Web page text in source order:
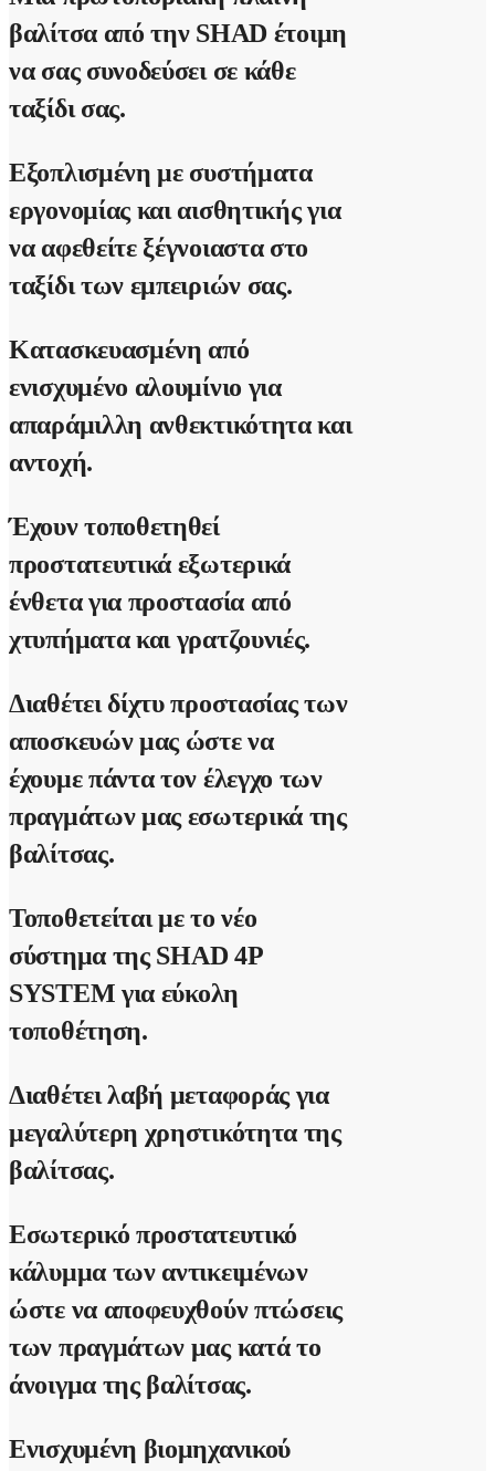
βαλίτσα από την SHAD έτοιμη
να σας συνοδεύσει σε κάθε
ταξίδι σας.
Εξοπλισμένη με συστήματα
εργονομίας και αισθητικής για
να αφεθείτε ξέγνοιαστα στο
ταξίδι των εμπειριών σας.
Κατασκευασμένη από
ενισχυμένο αλουμίνιο για
απαράμιλλη ανθεκτικότητα και
αντοχή.
Έχουν τοποθετηθεί
προστατευτικά εξωτερικά
ένθετα για προστασία από
χτυπήματα και γρατζουνιές.
Διαθέτει δίχτυ προστασίας των
αποσκευών μας ώστε να
έχουμε πάντα τον έλεγχο των
πραγμάτων μας εσωτερικά της
βαλίτσας.
Τοποθετείται με το νέο
σύστημα της SHAD 4P
SYSTEM για εύκολη
τοποθέτηση.
Διαθέτει λαβή μεταφοράς για
μεγαλύτερη χρηστικότητα της
βαλίτσας.
Εσωτερικό προστατευτικό
κάλυμμα των αντικειμένων
ώστε να αποφευχθούν πτώσεις
των πραγμάτων μας κατά το
άνοιγμα της βαλίτσας.
Ενισχυμένη βιομηχανικού